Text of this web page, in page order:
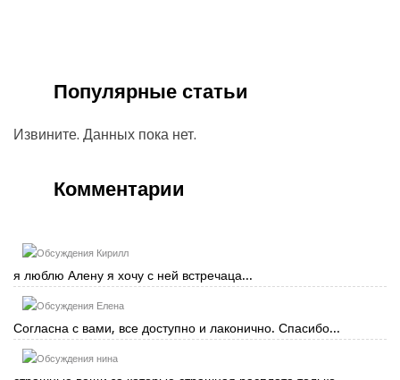
Популярные статьи
Извините. Данных пока нет.
Комментарии
Кирилл
я люблю Алену я хочу с ней встречаца...
Елена
Согласна с вами, все доступно и лаконично. Спасибо...
нина